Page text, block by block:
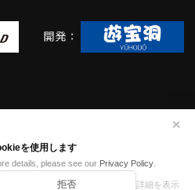
を使用します
details, please see our Privacy Policy.
拒否 詳細を表示
✕